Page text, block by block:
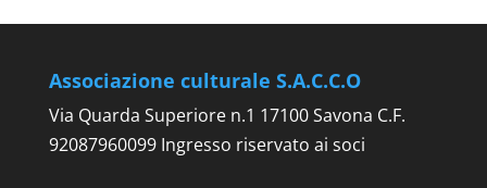
Associazione culturale S.A.C.C.O
Via Quarda Superiore n.1 17100 Savona C.F.
92087960099 Ingresso riservato ai soci